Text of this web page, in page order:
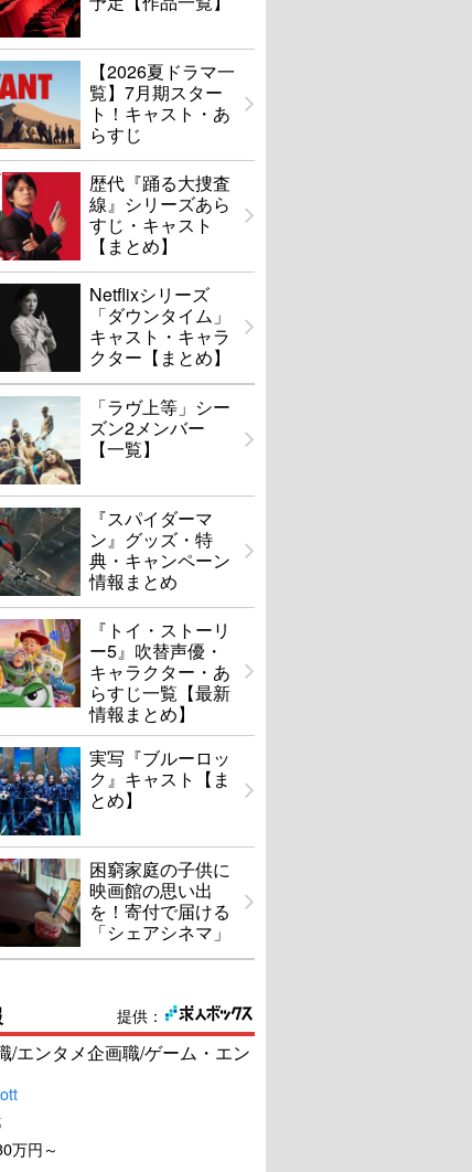
【2026夏ドラマ一
覧】7月期スター
ト！キャスト・あ
らすじ
歴代『踊る大捜査
線』シリーズあら
すじ・キャスト
【まとめ】
Netflixシリーズ
「ダウンタイム」
キャスト・キャラ
クター【まとめ】
「ラヴ上等」シー
ズン2メンバー
【一覧】
『スパイダーマ
ン』グッズ・特
典・キャンペーン
情報まとめ
『トイ・ストーリ
ー5』吹替声優・
キャラクター・あ
らすじ一覧【最新
情報まとめ】
実写『ブルーロッ
ク』キャスト【ま
とめ】
困窮家庭の子供に
映画館の思い出
を！寄付で届ける
「シェアシネマ」
提供：
/エンタメ企画職/ゲーム・エン
万円～